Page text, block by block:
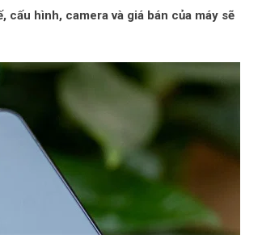
cấu hình, camera và giá bán của máy sẽ